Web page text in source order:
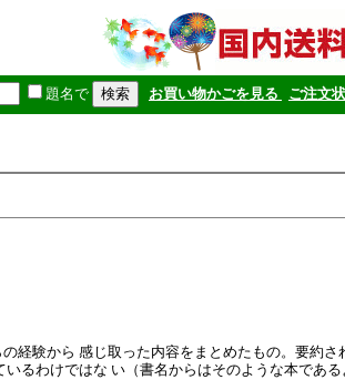
題名で お買い物かごを見る ご注文
経験から 感じ取った内容をまとめたもの。要約さ
るわけではな い（書名からはそのような本であ